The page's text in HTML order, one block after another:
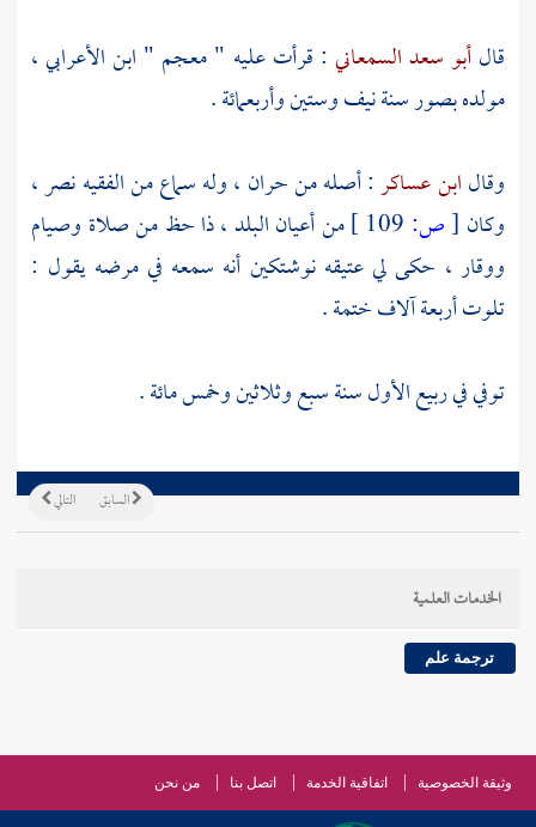
قالأبو سعد السمعاني : قرأت عليه " معجم " ابن الأعرابي،
مولدهبصورسنة نيف وستين وأربعمائة .
وقالابن عساكر: أصله منحران ، وله سماع من الفقيهنصر،
وكان [ص:
من أعيان البلد ، ذا حظ من صلاة وصيام
ووقار ، حكى لي عتيقهنوشتكين أنه سمعه في مرضه يقول :
تلوت أربعة آلاف ختمة .
توفي في ربيع الأول سنة سبع وثلاثين وخمس مائة .
التالي السابق
الخدمات العلمية
ترجمة علم
وثيقة الخصوصية اتفاقية الخدمة اتصل بنا من نحن